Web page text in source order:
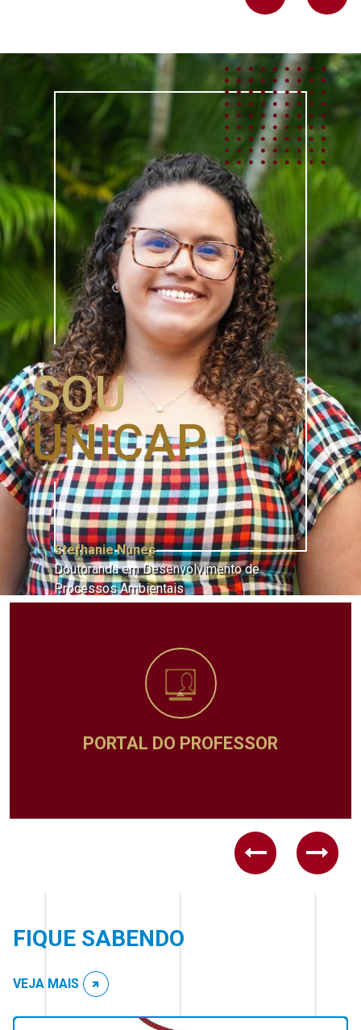
Previous
SOU
UNICAP
Stefhanie Nunes
Doutoranda em Desenvolvimento de
Processos Ambientais
ADMINISTRATIVO
Previous
Next
FIQUE SABENDO
VEJA MAIS